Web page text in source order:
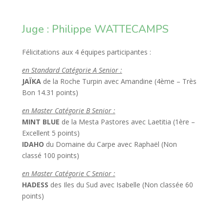
Juge : Philippe WATTECAMPS
Félicitations aux 4 équipes participantes :
en Standard Catégorie A Senior :
JAÏKAde la Roche Turpin avec Amandine (4ème – Très
Bon 14.31 points)
en Master Catégorie B Senior :
MINT BLUE de la Mesta Pastores avec Laetitia (1ère –
Excellent 5 points)
IDAHO du Domaine du Carpe avec Raphaël (Non
classé 100 points)
en Master Catégorie C Senior :
HADESS des Iles du Sud avec Isabelle (Non classée 60
points)